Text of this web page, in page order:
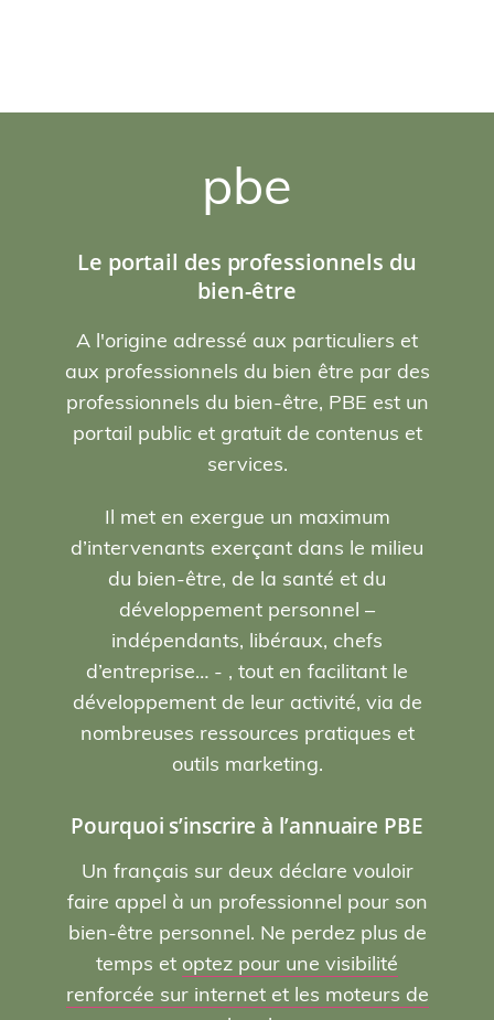
pbe
Le portail des professionnels du
bien-être
A l'origine adressé aux particuliers et
aux professionnels du bien être par des
professionnels du bien-être, PBE est un
portail public et gratuit de contenus et
services.
Il met en exergue un maximum
d’intervenants exerçant dans le milieu
du bien-être, de la santé et du
développement personnel –
indépendants, libéraux, chefs
d’entreprise… - , tout en facilitant le
développement de leur activité, via de
nombreuses ressources pratiques et
outils marketing.
Pourquoi s’inscrire à l’annuaire PBE
Un français sur deux déclare vouloir
faire appel à un professionnel pour son
bien-être personnel. Ne perdez plus de
temps et optez pour une visibilité
renforcée sur internet et les moteurs de